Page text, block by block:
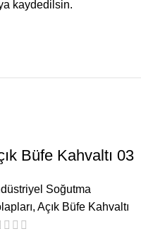
kaydedilsin.
Büfe Kahvaltı 03
Soğutma
, Açık Büfe Kahvaltı